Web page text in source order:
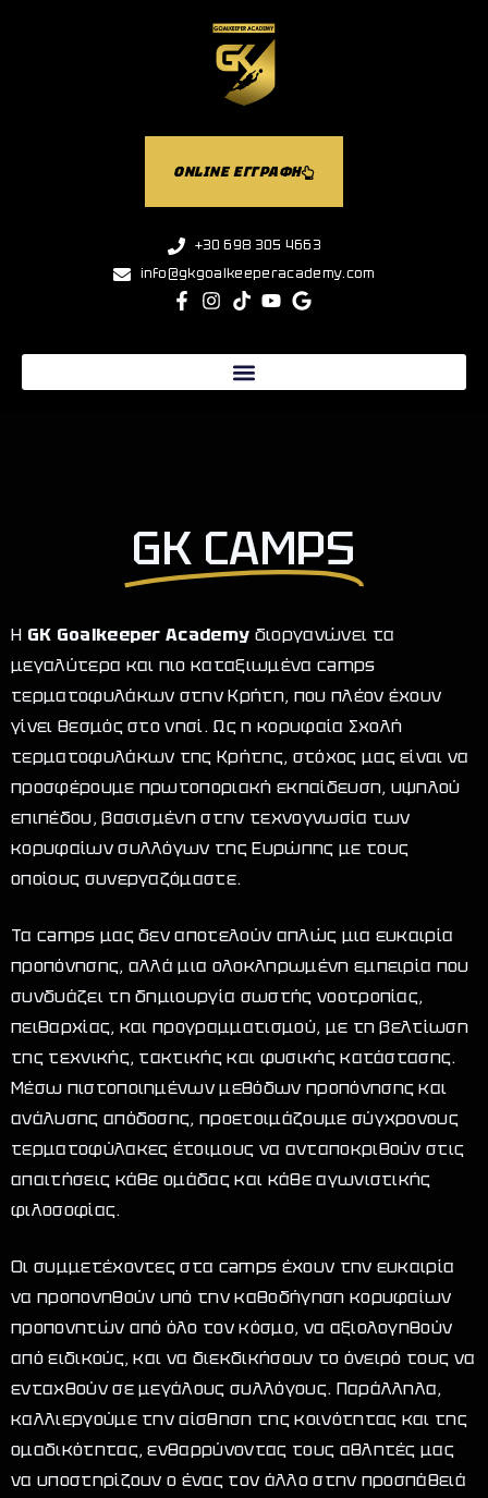
ONLINE ΕΓΓΡΑΦΗ
+30 698 305 4663
info@gkgoalkeeperacademy.com
GK CAMPS
Η GK Goalkeeper Academy διοργανώνει τα
μεγαλύτερα και πιο καταξιωμένα camps
τερματοφυλάκων στην Κρήτη, που πλέον έχουν
γίνει θεσμός στο νησί. Ως η κορυφαία Σχολή
τερματοφυλάκων της Κρήτης, στόχος μας είναι να
προσφέρουμε πρωτοποριακή εκπαίδευση, υψηλού
επιπέδου, βασισμένη στην τεχνογνωσία των
κορυφαίων συλλόγων της Ευρώπης με τους
οποίους συνεργαζόμαστε.
Τα camps μας δεν αποτελούν απλώς μια ευκαιρία
προπόνησης, αλλά μια ολοκληρωμένη εμπειρία που
συνδυάζει τη δημιουργία σωστής νοοτροπίας,
πειθαρχίας, και προγραμματισμού, με τη βελτίωση
της τεχνικής, τακτικής και φυσικής κατάστασης.
Μέσω πιστοποιημένων μεθόδων προπόνησης και
ανάλυσης απόδοσης, προετοιμάζουμε σύγχρονους
τερματοφύλακες έτοιμους να ανταποκριθούν στις
απαιτήσεις κάθε ομάδας και κάθε αγωνιστικής
φιλοσοφίας.
Οι συμμετέχοντες στα camps έχουν την ευκαιρία
να προπονηθούν υπό την καθοδήγηση κορυφαίων
προπονητών από όλο τον κόσμο, να αξιολογηθούν
από ειδικούς, και να διεκδικήσουν το όνειρό τους να
ενταχθούν σε μεγάλους συλλόγους. Παράλληλα,
καλλιεργούμε την αίσθηση της κοινότητας και της
ομαδικότητας, ενθαρρύνοντας τους αθλητές μας
να υποστηρίζουν ο ένας τον άλλο στην προσπάθειά